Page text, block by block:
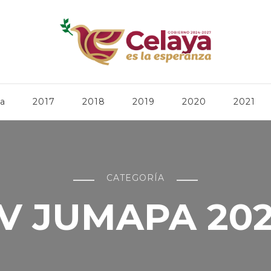
2017 2018 2019 2020 2021
CATEGORÍA
JUMAPA